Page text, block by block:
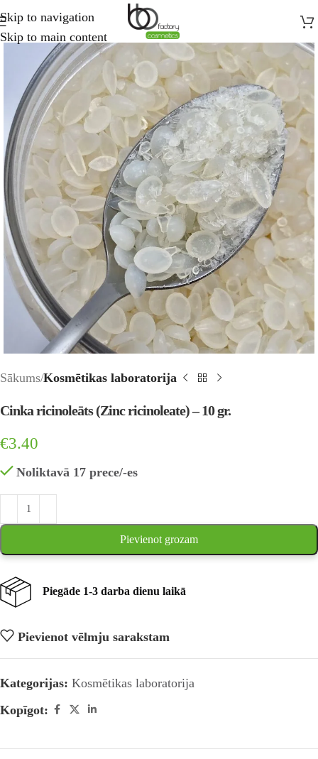
Skip to navigation
Skip to main content
Sākums Kosmētikas laboratorija
Cinka ricinoleāts (Zinc ricinoleate) – 10 gr.
€3.40
Noliktavā 17 prece/-es
Pievienot grozam
Piegāde 1-3 darba dienu laikā
Pievienot vēlmju sarakstam
Kategorijas: Kosmētikas laboratorija
Kopīgot: